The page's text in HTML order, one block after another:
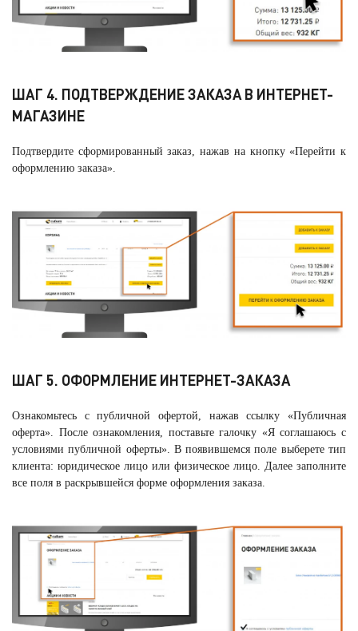
ШАГ 4. ПОДТВЕРЖДЕНИЕ ЗАКАЗА В ИНТЕРНЕТ-
МАГАЗИНЕ
Подтвердите сформированный заказ, нажав на кнопку «Перейти к
оформлению заказа».
ШАГ 5. ОФОРМЛЕНИЕ ИНТЕРНЕТ-ЗАКАЗА
Ознакомьтесь с публичной офертой, нажав ссылку «Публичная
оферта». После ознакомления, поставьте галочку «Я соглашаюсь с
условиями публичной оферты». В появившемся поле выберете тип
клиента: юридическое лицо или физическое лицо. Далее заполните
все поля в раскрывшейся форме оформления заказа.